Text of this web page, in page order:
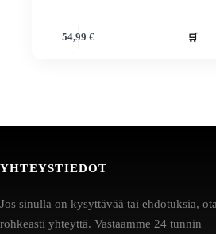
54,99€ 🛒
YHTEYSTIEDOT
Jos sinulla on kysyttävää tai ehdotuksia, ota
rohkeasti yhteyttä. Vastaamme 24 tunnin